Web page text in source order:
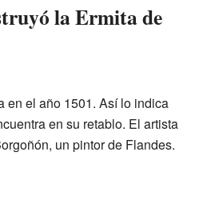
la Ermita de
en el año 1501. Así lo indica
en su retablo. El artista
un pintor de Flandes.